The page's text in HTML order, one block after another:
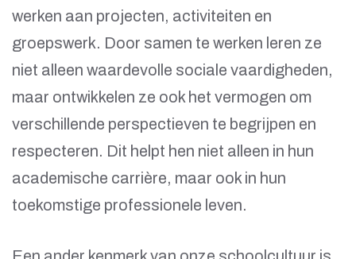
werken aan projecten, activiteiten en
groepswerk. Door samen te werken leren ze
niet alleen waardevolle sociale vaardigheden,
maar ontwikkelen ze ook het vermogen om
verschillende perspectieven te begrijpen en
respecteren. Dit helpt hen niet alleen in hun
academische carrière, maar ook in hun
toekomstige professionele leven.